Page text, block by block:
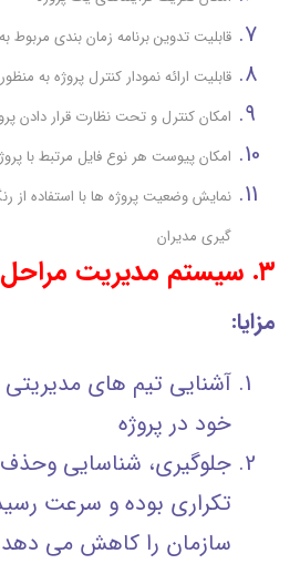
قابلیت تدوین برنامه زمان بندی مربوط
قابلیت ارائه نمودار کنترل پروژه به
امکان کنترل و تحت نظارت قرار دادن
امکان پیوست هر نوع فایل مرتبط با
نمایش وضعیت پروژه ها با استفاده
گیری مدیران
۳. سیستم مدیریت مراحل هر پروژه
مزایا:
آشنایی تیم های
خود در پروژه
جلوگیری، شناسایی وحذف
تکراری بوده و سرعت
سازمان را کاهش می دهد